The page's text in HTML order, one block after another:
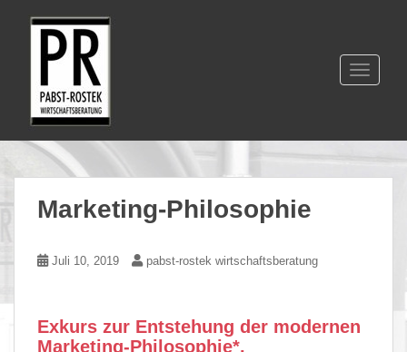
e
Marketing-Philosophie
Juli 10, 2019 pabst-rostek wirtschaftsberatung
Exkurs zur Entstehung der modernen
Marketing-Philosophie*.